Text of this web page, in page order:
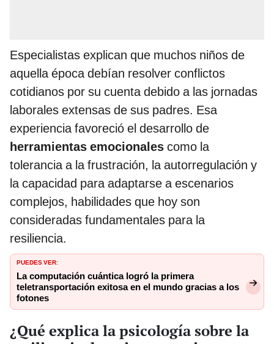
Especialistas explican que muchos niños de
aquella época debían resolver conflictos
cotidianos por su cuenta debido a las jornadas
laborales extensas de sus padres. Esa
experiencia favoreció el desarrollo de
herramientas emocionales como la
tolerancia a la frustración, la autorregulación y
la capacidad para adaptarse a escenarios
complejos, habilidades que hoy son
consideradas fundamentales para la
resiliencia.
PUEDES VER:
La computación cuántica logró la primera
teletransportación exitosa en el mundo gracias a los
fotones
¿Qué explica la psicología sobre la